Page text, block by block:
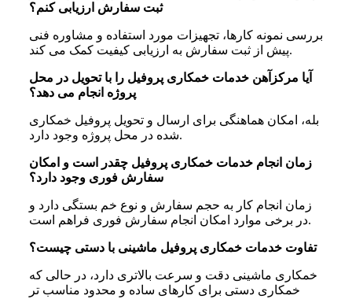
ثبت سفارش ارزیابی کنم؟
بررسی نمونه کارها، تجهیزات مورد استفاده و مشاوره فنی
پیش از ثبت سفارش به ارزیابی کیفیت کمک می کند.
آیا مرکزآهن خدمات خمکاری پروفیل را با تحویل در محل
پروژه انجام می دهد؟
بله، امکان هماهنگی برای ارسال و تحویل پروفیل خمکاری
شده در محل پروژه وجود دارد.
زمان انجام خدمات خمکاری پروفیل چقدر است و امکان
سفارش فوری وجود دارد؟
زمان انجام کار به حجم سفارش و نوع خم بستگی دارد و
در برخی موارد امکان انجام سفارش فوری فراهم است.
تفاوت خدمات خمکاری پروفیل ماشینی با دستی چیست؟
خمکاری ماشینی دقت و سرعت بالاتری دارد، در حالی که
خمکاری دستی برای کارهای ساده و محدود مناسب تر